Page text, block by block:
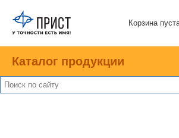
Корзина
Каталог продукции